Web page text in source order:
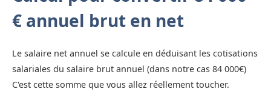
€ annuel brut en net
Le salaire net annuel se calcule en déduisant les cotisations
salariales du salaire brut annuel (dans notre cas 84 000€)
C'est cette somme que vous allez réellement toucher.